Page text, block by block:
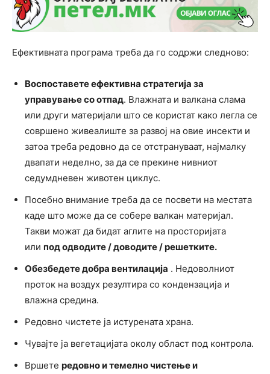
Ефективната програма треба да го содржи следново:
Воспоставете ефективна стратегија за
управување со отпад. Влажната и валкана слама
или други материјали што се користат како легла се
совршено живеалиште за развој на овие инсекти и
затоа треба редовно да се отстрануваат, најмалку
двапати неделно, за да се прекине нивниот
седумдневен животен циклус.
Посебно внимание треба да се посвети на местата
каде што може да се собере валкан материјал.
Такви можат да бидат аглите на просторијата
или под одводите / доводите / решетките.
Обезбедете добра вентилација . Недоволниот
проток на воздух резултира со кондензација и
влажна средина.
Редовно чистете ја истурената храна.
Чувајте ја вегетацијата околу област под контрола.
Вршете редовно и темелно чистење и